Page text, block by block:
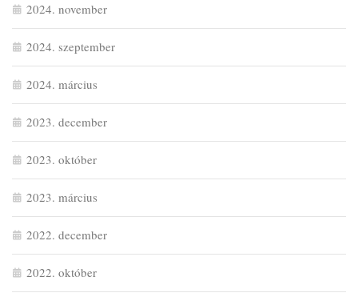
2024. november
2024. szeptember
2024. március
2023. december
2023. október
2023. március
2022. december
2022. október